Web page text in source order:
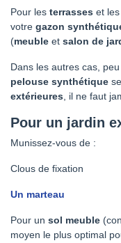
Pour les terrasses et les
votre gazon
(meuble et salon de
Dans les autres cas,
pelouse synthétique
extérieures , il ne faut
Pour un jardin
Munissez-vous de :
Clous de fixation
Un marteau
Pour un sol meuble
moyen le plus optimal